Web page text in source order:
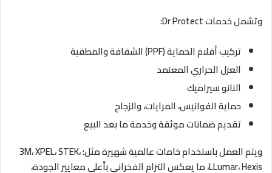
وتشمل خدمات Dr Protect:
تركيب أفلام الحماية (PPF) الشفافة والمطفية
العزل الحراري المعتمد
النانو سيراميك
حماية الفوانيس، المرايات، والزجاج
تقديم ضمانات موثقة وخدمة ما بعد البيع
ويتم العمل باستخدام خامات عالمية شهيرة مثل: 3M، XPEL، STEK،
LLumar، Hexis، ما يعكس التزام الفخراني بأعلى معايير الجودة،